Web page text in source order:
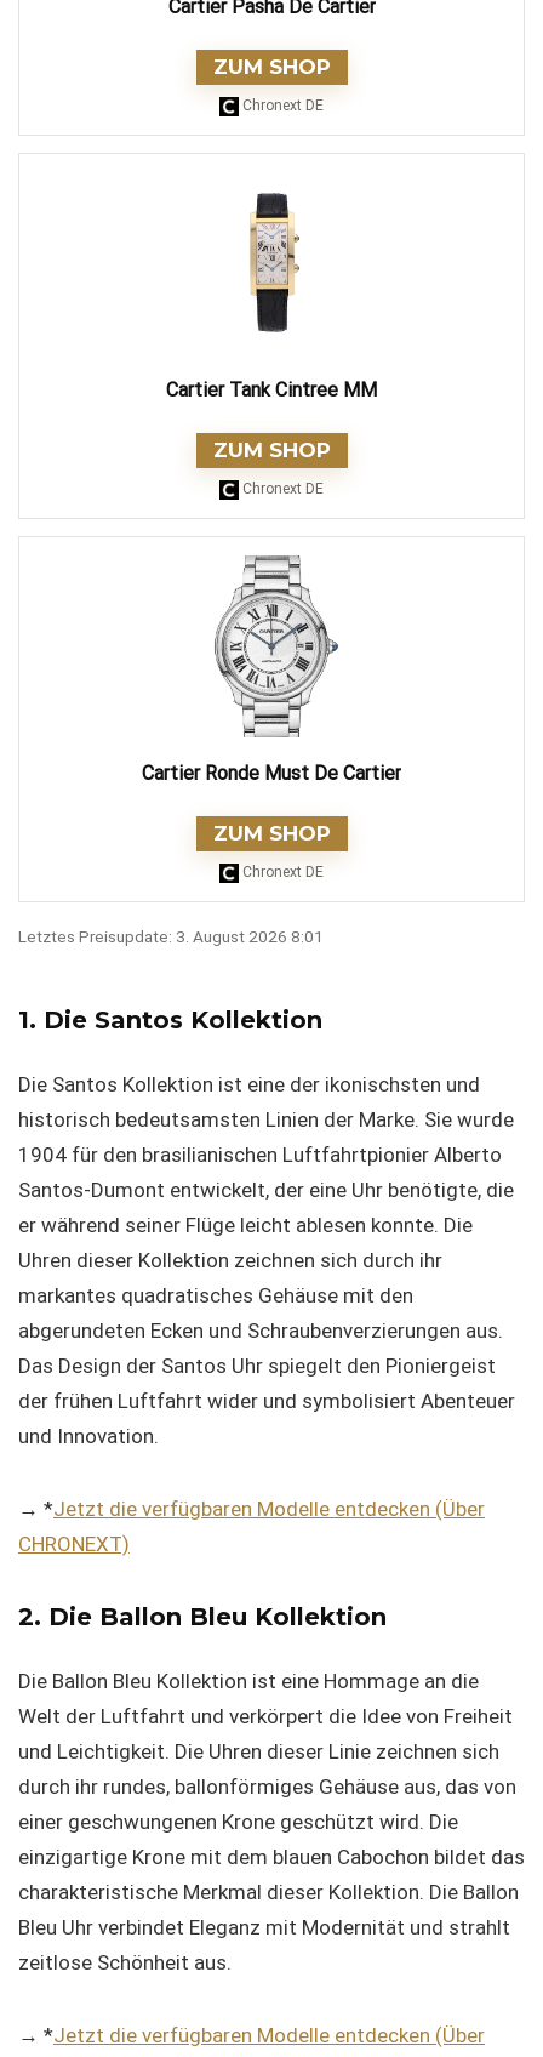
Cartier Pasha De Cartier
ZUM SHOP
Chronext DE
Cartier Tank Cintree MM
ZUM SHOP
Chronext DE
Cartier Ronde Must De Cartier
ZUM SHOP
Chronext DE
Letztes Preisupdate: 3. August 2026 8:01
1. Die Santos Kollektion
Die Santos Kollektion ist eine der ikonischsten und
historisch bedeutsamsten Linien der Marke. Sie wurde
1904 für den brasilianischen Luftfahrtpionier Alberto
Santos-Dumont entwickelt, der eine Uhr benötigte, die
er während seiner Flüge leicht ablesen konnte. Die
Uhren dieser Kollektion zeichnen sich durch ihr
markantes quadratisches Gehäuse mit den
abgerundeten Ecken und Schraubenverzierungen aus.
Das Design der Santos Uhr spiegelt den Pioniergeist
der frühen Luftfahrt wider und symbolisiert Abenteuer
und Innovation.
→ *Jetzt die verfügbaren Modelle entdecken (Über
CHRONEXT)
2. Die Ballon Bleu Kollektion
Die Ballon Bleu Kollektion ist eine Hommage an die
Welt der Luftfahrt und verkörpert die Idee von Freiheit
und Leichtigkeit. Die Uhren dieser Linie zeichnen sich
durch ihr rundes, ballonförmiges Gehäuse aus, das von
einer geschwungenen Krone geschützt wird. Die
einzigartige Krone mit dem blauen Cabochon bildet das
charakteristische Merkmal dieser Kollektion. Die Ballon
Bleu Uhr verbindet Eleganz mit Modernität und strahlt
zeitlose Schönheit aus.
→ *Jetzt die verfügbaren Modelle entdecken (Über